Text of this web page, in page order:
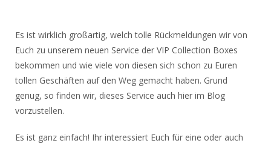
Es ist wirklich großartig, welch tolle Rückmeldungen wir von
Euch zu unserem neuen Service der VIP Collection Boxes
bekommen und wie viele von diesen sich schon zu Euren
tollen Geschäften auf den Weg gemacht haben. Grund
genug, so finden wir, dieses Service auch hier im Blog
vorzustellen.
Es ist ganz einfach! Ihr interessiert Euch für eine oder auch